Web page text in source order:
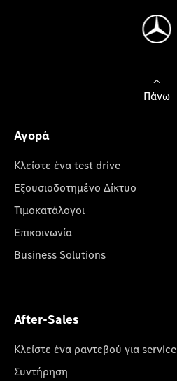
Πάνω
Αγορά
Κλείστε ένα test drive
Εξουσιοδοτημένο Δίκτυο
Τιμοκατάλογοι
Επικοινωνία
Business Solutions
After-Sales
Κλείστε ένα ραντεβού για service
Συντήρηση